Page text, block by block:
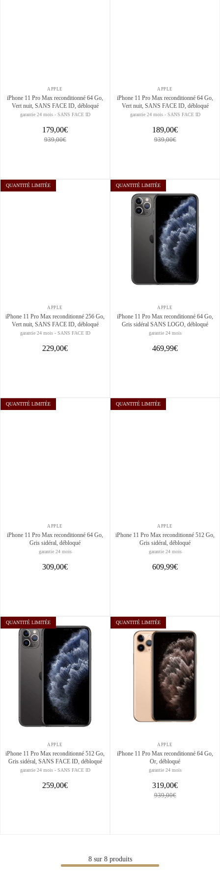
APPLE
iPhone 11 Pro Max reconditionné 64 Go,
Vert nuit, SANS FACE ID, débloqué
garantie 24 mois - SANS FACE ID
179,00€
939,00€
APPLE
iPhone 11 Pro Max reconditionné 64 Go,
Vert nuit, SANS FACE ID, débloqué
garantie 24 mois - SANS FACE ID
189,00€
939,00€
QUANTITÉ LIMITÉE
APPLE
iPhone 11 Pro Max reconditionné 256 Go,
Vert nuit, SANS FACE ID, débloqué
garantie 24 mois - SANS FACE ID
229,00€
QUANTITÉ LIMITÉE
APPLE
iPhone 11 Pro Max reconditionné 64 Go,
Gris sidéral SANS LOGO, débloqué
garantie 24 mois
469,99€
QUANTITÉ LIMITÉE
APPLE
iPhone 11 Pro Max reconditionné 64 Go,
Gris sidéral, débloqué
garantie 24 mois
309,00€
QUANTITÉ LIMITÉE
APPLE
iPhone 11 Pro Max reconditionné 512 Go,
Gris sidéral, débloqué
garantie 24 mois
609,99€
QUANTITÉ LIMITÉE
APPLE
iPhone 11 Pro Max reconditionné 512 Go,
Gris sidéral, SANS FACE ID, débloqué
garantie 24 mois - SANS FACE ID
259,00€
QUANTITÉ LIMITÉE
APPLE
iPhone 11 Pro Max reconditionné 64 Go,
Or, débloqué
garantie 24 mois
319,00€
939,00€
8sur 8produits